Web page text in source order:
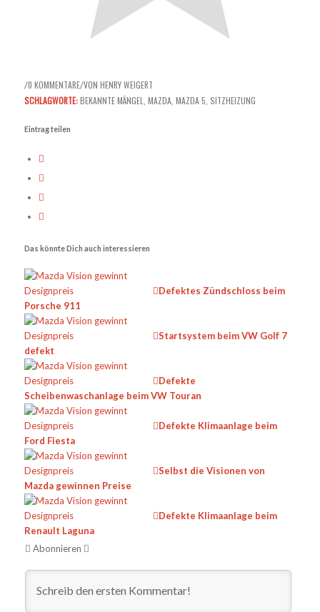
/0 KOMMENTARE/VON HENRY WEIGERT
SCHLAGWORTE: BEKANNTE MÄNGEL MAZDA, MAZDA 5 SITZHEIZUNG
Eintrag teilen
Das könnte Dich auch interessieren
Defektes Zündschloss beim
Porsche 911
Startsystem beim VW Golf 7
defekt
Defekte
Scheibenwaschanlage beim VW Touran
Defekte Klimaanlage beim
Ford Fiesta
Selbst die Visionen von
Mazda gewinnen Preise
Defekte Klimaanlage beim
Renault Laguna
Abonnieren